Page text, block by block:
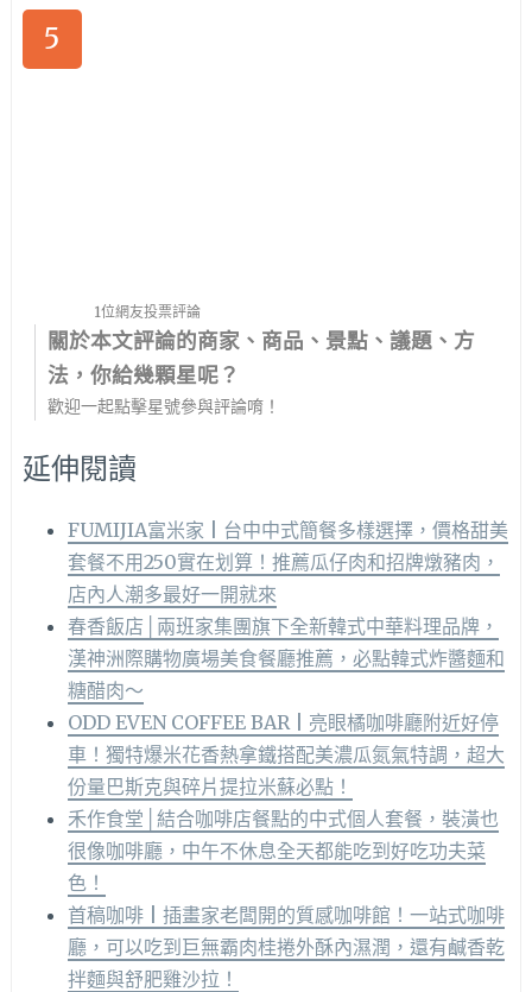
5
1位網友投票評論
關於本文評論的商家、商品、景點、議題、方
法，你給幾顆星呢？
歡迎一起點擊星號參與評論唷！
延伸閱讀
FUMIJIA富米家 | 台中中式簡餐多樣選擇，價格甜美
套餐不用250實在划算！推薦瓜仔肉和招牌燉豬肉，
店內人潮多最好一開就來
春香飯店│兩班家集團旗下全新韓式中華料理品牌，
漢神洲際購物廣場美食餐廳推薦，必點韓式炸醬麵和
糖醋肉～
ODD EVEN COFFEE BAR | 亮眼橘咖啡廳附近好停
車！獨特爆米花香熱拿鐵搭配美濃瓜氮氣特調，超大
份量巴斯克與碎片提拉米蘇必點！
禾作食堂│結合咖啡店餐點的中式個人套餐，裝潢也
很像咖啡廳，中午不休息全天都能吃到好吃功夫菜
色！
首稿咖啡 | 插畫家老闆開的質感咖啡館！一站式咖啡
廳，可以吃到巨無霸肉桂捲外酥內濕潤，還有鹹香乾
拌麵與舒肥雞沙拉！